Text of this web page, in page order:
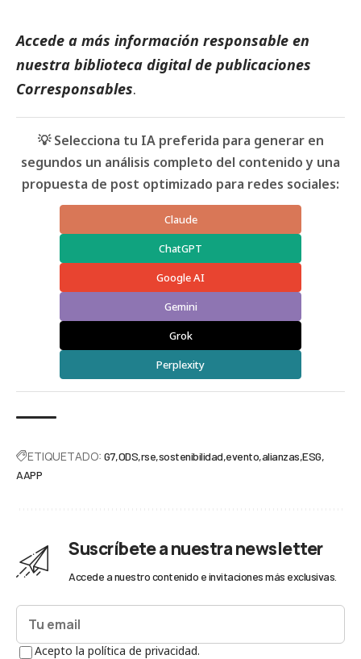
Accede a más información responsable en
nuestra biblioteca digital de publicaciones
Corresponsables.
💡 Selecciona tu IA preferida para generar en
segundos un análisis completo del contenido y una
propuesta de post optimizado para redes sociales:
Claude
ChatGPT
Google AI
Gemini
Grok
Perplexity
ETIQUETADO: G7 ODS rse sostenibilidad evento alianzas ESG
AAPP
Suscríbete a nuestra newsletter
Accede a nuestro contenido e invitaciones más exclusivas.
Acepto la política de privacidad.